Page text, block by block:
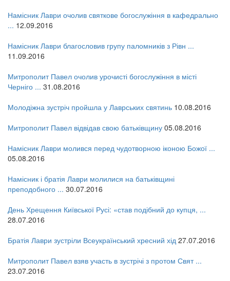
Намісник Лаври очолив святкове богослужіння в кафедрально
... 12.09.2016
Намісник Лаври благословив групу паломників з Рівн ...
11.09.2016
Митрополит Павел очолив урочисті богослужіння в місті
Черніго ... 31.08.2016
Молодіжна зустріч пройшла у Лаврських святинь 10.08.2016
Митрополит Павел відвідав свою батьківщину 05.08.2016
Намісник Лаври молився перед чудотворною іконою Божої ...
05.08.2016
Намісник і братія Лаври молилися на батьківщині
преподобного ... 30.07.2016
День Хрещення Київської Русі: «став подібний до купця, ...
28.07.2016
Братія Лаври зустріли Всеукраїнський хресний хід 27.07.2016
Митрополит Павел взяв участь в зустрічі з протом Свят ...
23.07.2016